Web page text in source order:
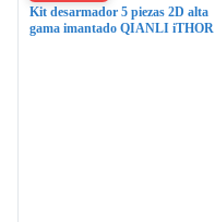
Kit desarmador 5 piezas 2D alta
gama imantado QIANLI iTHOR